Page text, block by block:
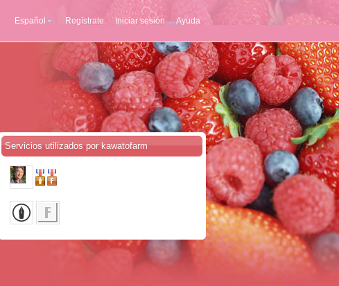
Español Regístrate Iniciar sesión Ayuda
Servicios utilizados por kawatofarm